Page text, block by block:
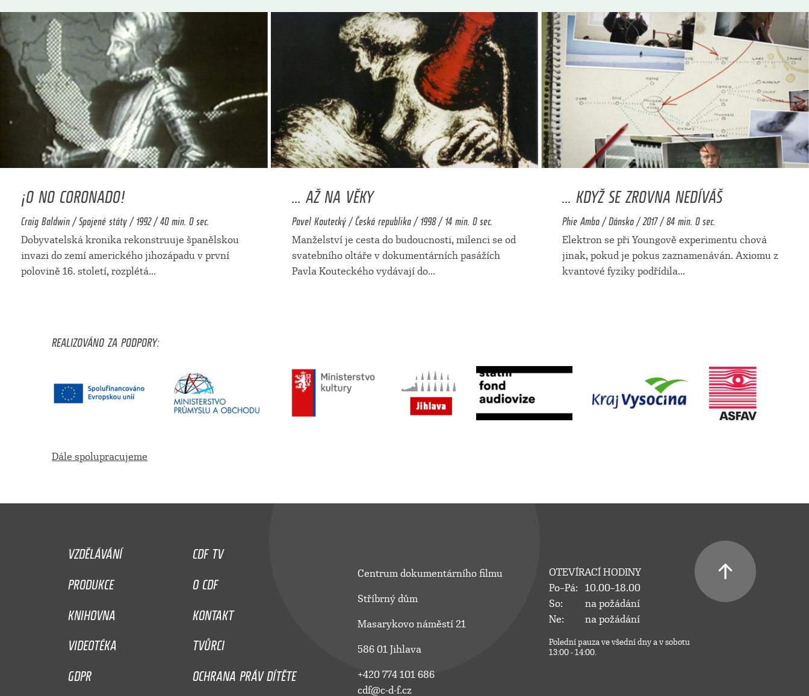
¡O NO CORONADO!
Craig Baldwin / Spojené státy / 1992 / 40 min. 0 sec.
Dobyvatelská kronika rekonstruuje španělskou
invazi do zemí amerického jihozápadu v první
polovině 16. století, rozplétá...
... AŽ NA VĚKY
Pavel Koutecký / Česká republika / 1998 / 14 min. 0 sec.
Manželství je cesta do budoucnosti, milenci se od
svatebního oltáře v dokumentárních pasážích
Pavla Kouteckého vydávají do...
... KDYŽ SE ZROVNA NEDÍVÁŠ
Phie Ambo / Dánsko / 2017 / 84 min. 0 sec.
Elektron se při Youngově experimentu chová
jinak, pokud je pokus zaznamenáván. Axiomu z
kvantové fyziky podřídila...
REALIZOVÁNO ZA PODPORY:
Dále spolupracujeme
VZDĚLÁVÁNÍ
CDF TV
PRODUKCE
O CDF
KNIHOVNA
KONTAKT
VIDEOTÉKA
TVŮRCI
GDPR
OCHRANA PRÁV DÍTĚTE
Centrum dokumentárního filmu
Stříbrný dům
Masarykovo náměstí 21
586 01 Jihlava
+420 774 101 686
cdf@c-d-f.cz
OTEVÍRACÍ HODINY
Po–Pá:
10.00–18.00
So:
na požádání
Ne:
na požádání
Polední pauza ve všední dny a v sobotu
13:00 - 14:00.